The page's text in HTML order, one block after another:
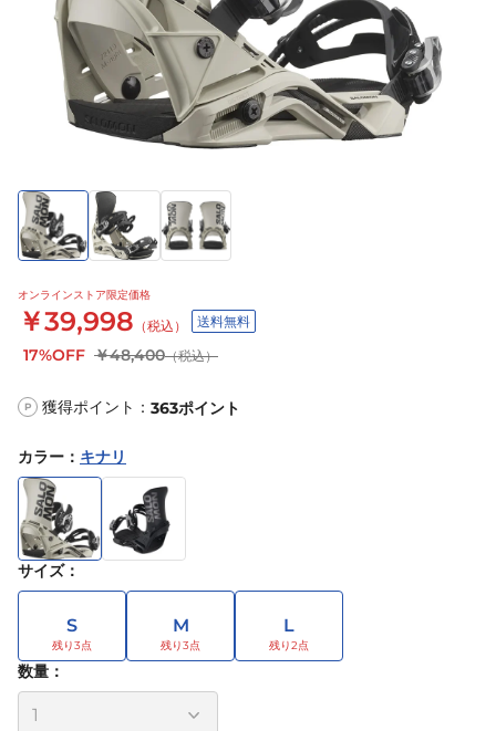
オンラインストア限定価格
￥39,998 （税込） 送料無料
17%OFF ￥48,400（税込）
P 獲得ポイント： 363ポイント
カラー ： キナリ
サイズ：
S M L
数量：